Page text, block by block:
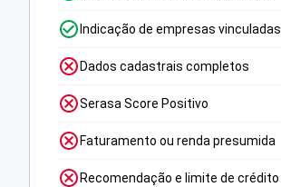
Indicação de empresas vinculadas
Dados cadastrais completos
Serasa Score Positivo
Faturamento ou renda presumida
Recomendação e limite de crédito